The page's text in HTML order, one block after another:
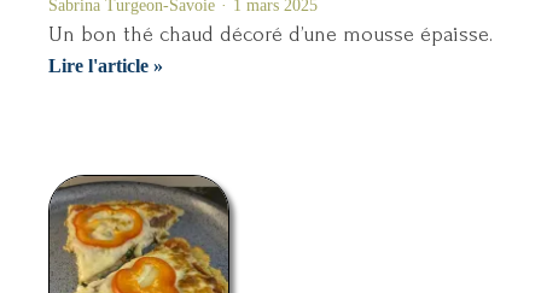
Sabrina Turgeon-Savoie 1 mars 2025
Un bon thé chaud décoré d’une mousse épaisse.
Lire l'article »